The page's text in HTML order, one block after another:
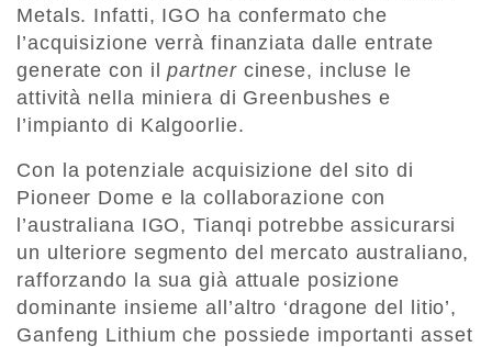
Metals. Infatti, IGO ha confermato che
l’acquisizione verrà finanziata dalle entrate
generate con ilpartner cinese, incluse le
attività nella miniera di Greenbushes e
l’impianto di Kalgoorlie.
Con la potenziale acquisizione del sito di
Pioneer Dome e la collaborazione con
l’australiana IGO, Tianqi potrebbe assicurarsi
un ulteriore segmento del mercato australiano,
rafforzando la sua già attuale posizione
dominante insieme all’altro ‘dragone del litio’,
Ganfeng Lithium che possiede importanti asset